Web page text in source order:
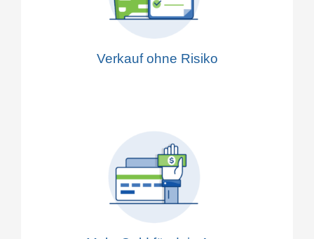
Verkauf ohne Risiko